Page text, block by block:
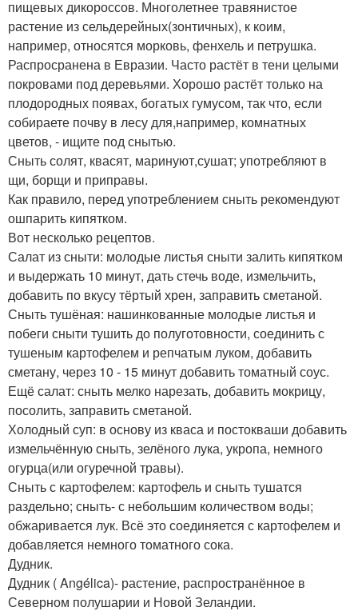
пищевых дикороссов. Многолетнее травянистое
растение из сельдерейных(зонтичных), к коим,
например, относятся морковь, фенхель и петрушка.
Распросранена в Евразии. Часто растёт в тени целыми
покровами под деревьями. Хорошо растёт только на
плодородных появах, богатых гумусом, так что, если
собираете почву в лесу для,например, комнатных
цветов, - ищите под снытью.
Сныть солят, квасят, маринуют,сушат; употребляют в
щи, борщи и приправы.
Как правило, перед употреблением сныть рекомендуют
ошпарить кипятком.
Вот несколько рецептов.
Салат из сныти: молодые листья сныти залить кипятком
и выдержать 10 минут, дать стечь воде, измельчить,
добавить по вкусу тёртый хрен, заправить сметаной.
Сныть тушёная: нашинкованные молодые листья и
побеги сныти тушить до полуготовности, соединить с
тушеным картофелем и репчатым луком, добавить
сметану, через 10 - 15 минут добавить томатный соус.
Ещё салат: сныть мелко нарезать, добавить мокрицу,
посолить, заправить сметаной.
Холодный суп: в основу из кваса и постокваши добавить
измельчённую сныть, зелёного лука, укропа, немного
огурца(или огуречной травы).
Сныть с картофелем: картофель и сныть тушатся
раздельно; сныть- с небольшим количеством воды;
обжаривается лук. Всё это соединяется с картофелем и
добавляется немного томатного сока.
Дудник.
Дудник ( Angélica)- растение, распространённое в
Северном полушарии и Новой Зеландии.